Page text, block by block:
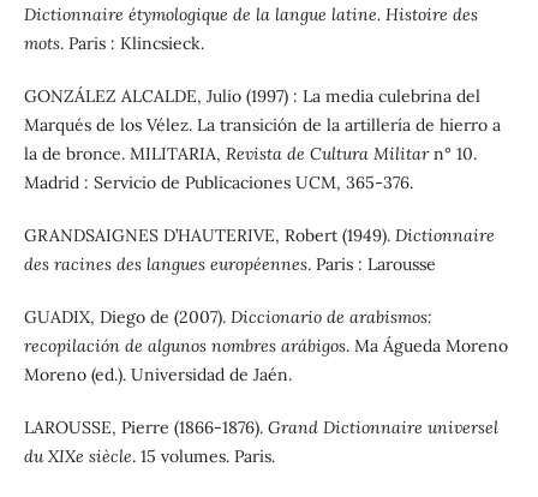
Dictionnaire étymologique de la langue latine. Histoire des
mots. Paris : Klincsieck.
GONZÁLEZ ALCALDE, Julio (1997) : La media culebrina del
Marqués de los Vélez. La transición de la artillería de hierro a
la de bronce. MILITARIA, Revista de Cultura Militarn° 10.
Madrid : Servicio de Publicaciones UCM, 365-376.
GRANDSAIGNES D’HAUTERIVE, Robert (1949). Dictionnaire
des racines des langues européennes. Paris : Larousse
GUADIX, Diego de (2007). Diccionario de arabismos:
recopilación de algunos nombres arábigos. Ma Águeda Moreno
Moreno (ed.). Universidad de Jaén.
LAROUSSE, Pierre (1866-1876). Grand Dictionnaire universel
du XIXe siècle. 15 volumes. Paris.